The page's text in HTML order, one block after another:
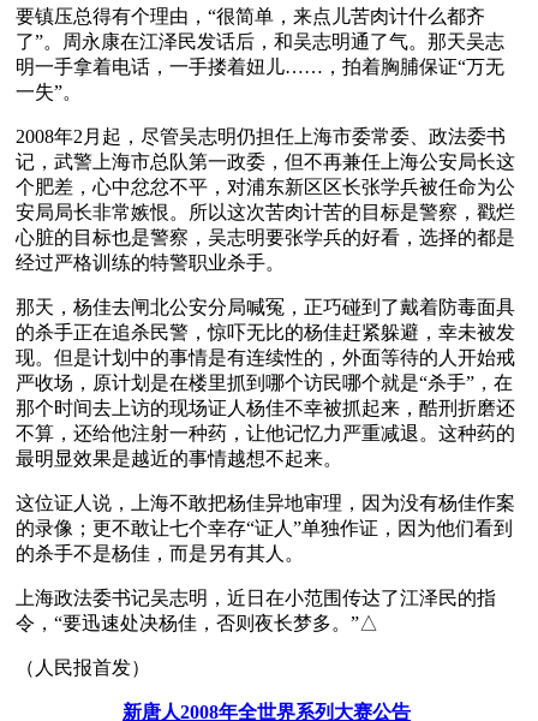
要镇压总得有个理由，“很简单，来点儿苦肉计什么都齐
了”。周永康在江泽民发话后，和吴志明通了气。那天吴志
明一手拿着电话，一手搂着妞儿……，拍着胸脯保证“万无
一失”。
2008年2月起，尽管吴志明仍担任上海市委常委、政法委书
记，武警上海市总队第一政委，但不再兼任上海公安局长这
个肥差，心中忿忿不平，对浦东新区区长张学兵被任命为公
安局局长非常嫉恨。所以这次苦肉计苦的目标是警察，戳烂
心脏的目标也是警察，吴志明要张学兵的好看，选择的都是
经过严格训练的特警职业杀手。
那天，杨佳去闸北公安分局喊冤，正巧碰到了戴着防毒面具
的杀手正在追杀民警，惊吓无比的杨佳赶紧躲避，幸未被发
现。但是计划中的事情是有连续性的，外面等待的人开始戒
严收场，原计划是在楼里抓到哪个访民哪个就是“杀手”，在
那个时间去上访的现场证人杨佳不幸被抓起来，酷刑折磨还
不算，还给他注射一种药，让他记忆力严重减退。这种药的
最明显效果是越近的事情越想不起来。
这位证人说，上海不敢把杨佳异地审理，因为没有杨佳作案
的录像；更不敢让七个幸存“证人”单独作证，因为他们看到
的杀手不是杨佳，而是另有其人。
上海政法委书记吴志明，近日在小范围传达了江泽民的指
令，“要迅速处决杨佳，否则夜长梦多。”△
（人民报首发）
新唐人2008年全世界系列大赛公告